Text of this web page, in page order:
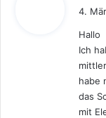
4.
Hallo
Ich
habe
das
mit